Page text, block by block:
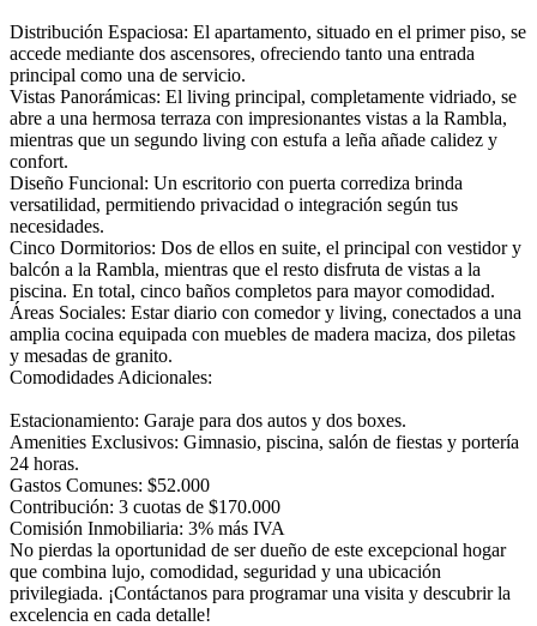
Distribución Espaciosa: El apartamento, situado en el primer piso, se
accede mediante dos ascensores, ofreciendo tanto una entrada
principal como una de servicio.
Vistas Panorámicas: El living principal, completamente vidriado, se
abre a una hermosa terraza con impresionantes vistas a la Rambla,
mientras que un segundo living con estufa a leña añade calidez y
confort.
Diseño Funcional: Un escritorio con puerta corrediza brinda
versatilidad, permitiendo privacidad o integración según tus
necesidades.
Cinco Dormitorios: Dos de ellos en suite, el principal con vestidor y
balcón a la Rambla, mientras que el resto disfruta de vistas a la
piscina. En total, cinco baños completos para mayor comodidad.
Áreas Sociales: Estar diario con comedor y living, conectados a una
amplia cocina equipada con muebles de madera maciza, dos piletas
y mesadas de granito.
Comodidades Adicionales:
Estacionamiento: Garaje para dos autos y dos boxes.
Amenities Exclusivos: Gimnasio, piscina, salón de fiestas y portería
24 horas.
Gastos Comunes: $52.000
Contribución: 3 cuotas de $170.000
Comisión Inmobiliaria: 3% más IVA
No pierdas la oportunidad de ser dueño de este excepcional hogar
que combina lujo, comodidad, seguridad y una ubicación
privilegiada. ¡Contáctanos para programar una visita y descubrir la
excelencia en cada detalle!